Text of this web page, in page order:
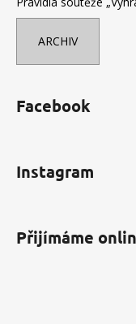
ARCHIV
Facebook
Instagram
Přijímáme